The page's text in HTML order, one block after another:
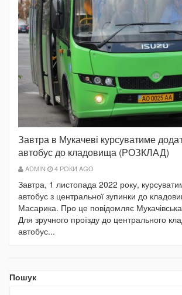
Завтра в Мукачеві курсуватиме
автобус до кладовища (РОЗКЛАД)
ADMIN 4 РОКИ AGO
Завтра, 1 листопада 2022 року,
автобус з центральної зупинки до
Масарика. Про це повідомляє
Для зручного проїзду до центрального
автобус...
Пошук